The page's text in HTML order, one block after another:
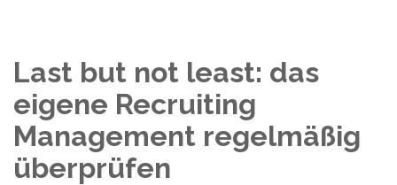
Last but not least: das
eigene Recruiting
Management regelmäßig
überprüfen